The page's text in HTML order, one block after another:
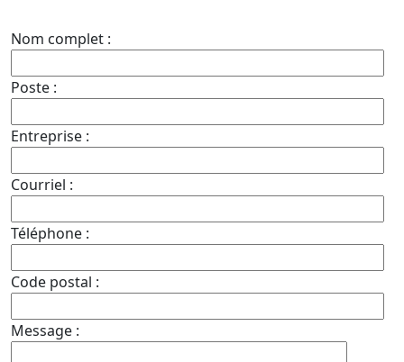
Nom complet :
Poste :
Entreprise :
Courriel :
Téléphone :
Code postal :
Message :